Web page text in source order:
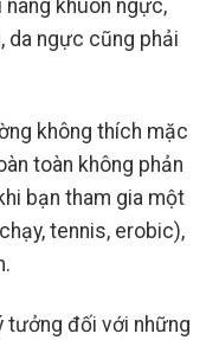
khuôn ngực,
da ngực cũng phải
không thích mặc
toàn không phản
bạn tham gia một
tennis, erobic),
tưởng đối với những